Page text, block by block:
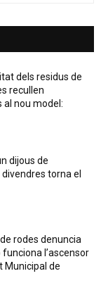
dels residus de
recullen
nou model:
dijous de
torna el
rodes denuncia
l’ascensor
Municipal de